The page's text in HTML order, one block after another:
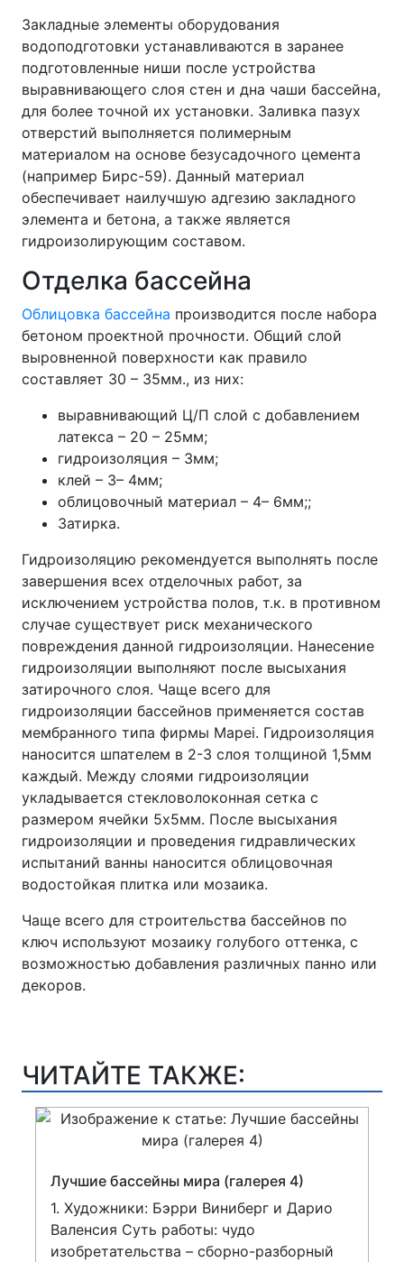
Закладные элементы оборудования
водоподготовки устанавливаются в заранее
подготовленные ниши после устройства
выравнивающего слоя стен и дна чаши бассейна,
для более точной их установки. Заливка пазух
отверстий выполняется полимерным
материалом на основе безусадочного цемента
(например Бирс-59). Данный материал
обеспечивает наилучшую адгезию закладного
элемента и бетона, а также является
гидроизолирующим составом.
Отделка бассейна
Облицовка бассейна производится после набора
бетоном проектной прочности. Общий слой
выровненной поверхности как правило
составляет 30 – 35мм., из них:
выравнивающий Ц/П слой с добавлением
латекса – 20 – 25мм;
гидроизоляция – 3мм;
клей – 3– 4мм;
облицовочный материал – 4– 6мм;;
Затирка.
Гидроизоляцию рекомендуется выполнять после
завершения всех отделочных работ, за
исключением устройства полов, т.к. в противном
случае существует риск механического
повреждения данной гидроизоляции. Нанесение
гидроизоляции выполняют после высыхания
затирочного слоя. Чаще всего для
гидроизоляции бассейнов применяется состав
мембранного типа фирмы Mapei. Гидроизоляция
наносится шпателем в 2-3 слоя толщиной 1,5мм
каждый. Между слоями гидроизоляции
укладывается стекловолоконная сетка с
размером ячейки 5х5мм. После высыхания
гидроизоляции и проведения гидравлических
испытаний ванны наносится облицовочная
водостойкая плитка или мозаика.
Чаще всего для строительства бассейнов по
ключ используют мозаику голубого оттенка, с
возможностью добавления различных панно или
декоров.
ЧИТАЙТЕ ТАКЖЕ:
Лучшие бассейны мира (галерея 4)
1. Художники: Бэрри Виниберг и Дарио
Валенсия Суть работы: чудо
изобретательства – сборно-разборный